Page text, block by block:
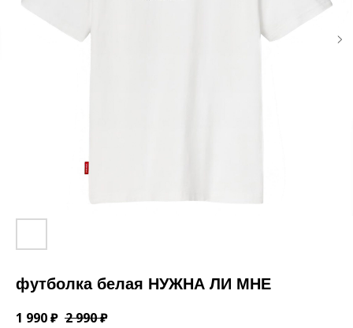
футболка белая НУЖНА ЛИ МНЕ
1 990₽ 2 990₽